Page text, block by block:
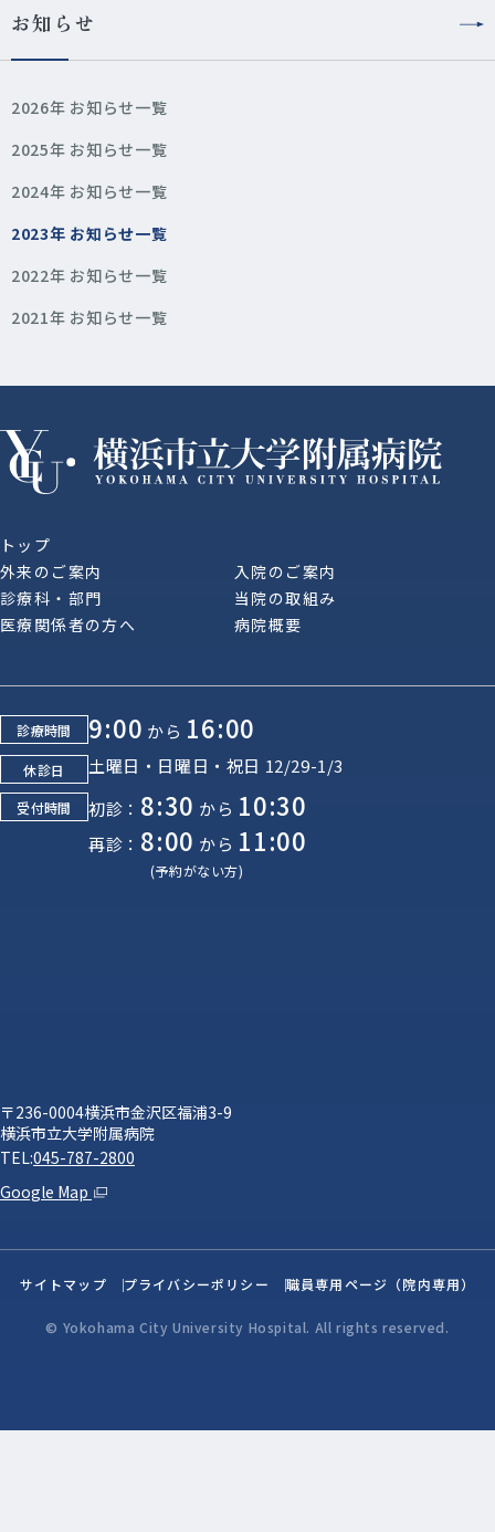
お知らせ
2026年 お知らせ一覧
2025年 お知らせ一覧
2024年 お知らせ一覧
2023年 お知らせ一覧
2022年 お知らせ一覧
2021年 お知らせ一覧
トップ
外来のご案内
入院のご案内
診療科・部門
当院の取組み
医療関係者の方へ
病院概要
診療時間 9:00 から 16:00
休診日 土曜日・日曜日・祝日 12/29-1/3
受付時間 初診： 8:30 から 10:30
再診： 8:00 から 11:00
(予約がない方)
〒236-0004横浜市金沢区福浦3-9
横浜市立大学附属病院
TEL:045-787-2800
Google Map
サイトマップ プライバシーポリシー 職員専用ページ（院内専用）
© Yokohama City University Hospital. All rights reserved.